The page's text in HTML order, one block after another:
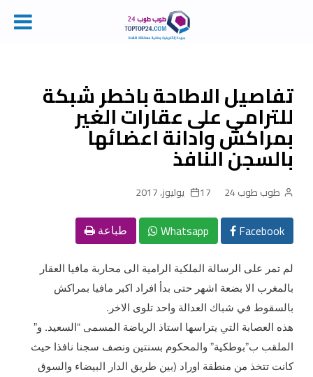
contentتفاصيل الاطاحة باخطر شبكة
للترامي على عقارات الغير
بمراكش وادانة اعضائها
بالسجن النافذ
طوب طوب 24 17 يوليوز، 2017
Facebook
Whatsapp طباعة
لم تمر على الرسالة الملكية الرامية الى محاربة مافيا العقار
بالمغرب الا بضعة اشهر حتى بدأ افراد اكبر مافيا بمراكش
بالسقوط في شباك العدالة واحد تلوى الاخر.
هذه العصابة التي يتراسها استاذ الرياضة المسمى “السعيد. و”
الملقب ب”بوطكية” والمحكوم بسنتين ونصف سجنا نافذا حيث
كانت تتخذ من منطقة اوراد (بين طريق الدار البيضاء والسوق